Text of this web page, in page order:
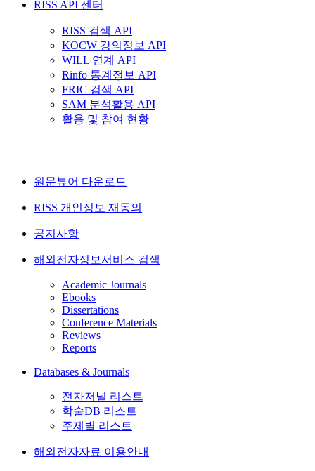
RISS API 센터
RISS 검색 API
KOCW 강의정보 API
WILL 연계 API
Rinfo 통계정보 API
FRIC 검색 API
SAM 분석활용 API
활용 및 참여 현황
원문뷰어 다운로드
RISS 개인정보 재동의
공지사항
해외전자정보서비스 검색
Academic Journals
Ebooks
Dissertations
Conference Materials
Reviews
Reports
Databases & Journals
전자저널 리스트
학술DB 리스트
주제별 리스트
해외전자자료 이용안내